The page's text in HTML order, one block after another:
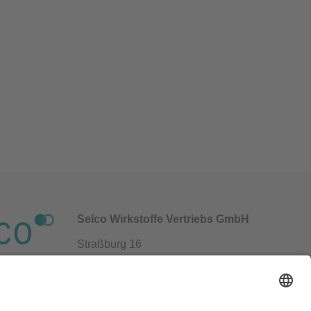
Selco Wirkstoffe Vertriebs GmbH
Straßburg 16